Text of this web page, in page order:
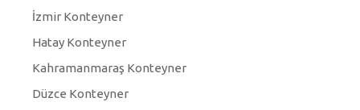
İzmir Konteyner
Hatay Konteyner
Kahramanmaraş Konteyner
Düzce Konteyner